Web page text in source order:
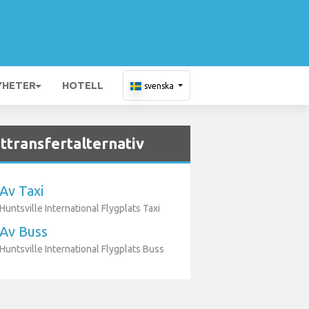
HOTELL svenska
Av Taxi
Huntsville International Flygplats Taxi
Av Buss
Huntsville International Flygplats Buss